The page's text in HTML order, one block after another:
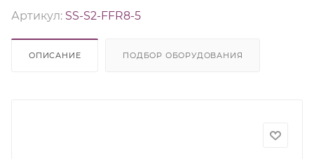
Артикул: SS-S2-FFR8-5
ОПИСАНИЕ ПОДБОР ОБОРУДОВАНИЯ